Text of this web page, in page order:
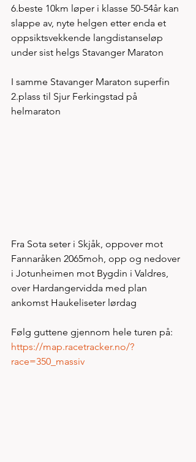
6.beste 10km løper i klasse 50-54år kan
slappe av, nyte helgen etter enda et
oppsiktsvekkende langdistanseløp
under sist helgs Stavanger Maraton
I samme Stavanger Maraton superfin
2.plass til Sjur Ferkingstad på
helmaraton
Fra Sota seter i Skjåk, oppover mot
Fannaråken 2065moh, opp og nedover
i Jotunheimen mot Bygdin i Valdres,
over Hardangervidda med plan
ankomst Haukeliseter lørdag
Følg guttene gjennom hele turen på:
https://map.racetracker.no/?
race=350_massiv